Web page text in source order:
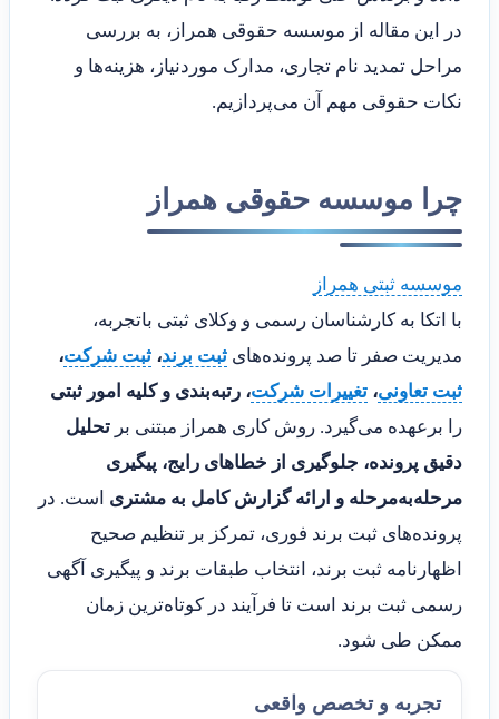
در این مقاله از موسسه حقوقی همراز، به بررسی
مراحل تمدید نام تجاری، مدارک موردنیاز، هزینه‌ها و
نکات حقوقی مهم آن می‌پردازیم.
چرا موسسه حقوقی همراز
موسسه ثبتی همراز
با اتکا به کارشناسان رسمی و وکلای ثبتی باتجربه،
مدیریت صفر تا صد پرونده‌های ثبت برند، ثبت شرکت،
ثبت تعاونی، تغییرات شرکت، رتبه‌بندی و کلیه امور ثبتی
را برعهده می‌گیرد. روش کاری همراز مبتنی بر تحلیل
دقیق پرونده، جلوگیری از خطاهای رایج، پیگیری
مرحله‌به‌مرحله و ارائه گزارش کامل به مشتری است. در
پرونده‌های ثبت برند فوری، تمرکز بر تنظیم صحیح
اظهارنامه ثبت برند، انتخاب طبقات برند و پیگیری آگهی
رسمی ثبت برند است تا فرآیند در کوتاه‌ترین زمان
ممکن طی شود.
تجربه و تخصص واقعی